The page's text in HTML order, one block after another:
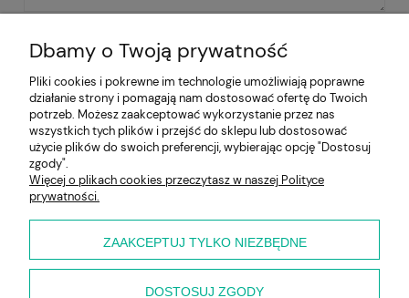
Pomoc
Moje konto
Płatności i dostawa
Dbamy o Twoją prywatność
Pliki cookies i pokrewne im technologie umożliwiają poprawne
działanie strony i pomagają nam dostosować ofertę do Twoich
potrzeb. Możesz zaakceptować wykorzystanie przez nas
wszystkich tych plików i przejść do sklepu lub dostosować
użycie plików do swoich preferencji, wybierając opcję "Dostosuj
zgody".
Więcej o plikach cookies przeczytasz w naszej Polityce
prywatności.
ZAAKCEPTUJ TYLKO NIEZBĘDNE
DOSTOSUJ ZGODY